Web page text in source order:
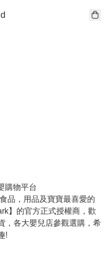
購物平台
品，用品及寶寶最喜愛的
】的官方正式授權商，歡
，各大嬰兒店參觀選購，希
!